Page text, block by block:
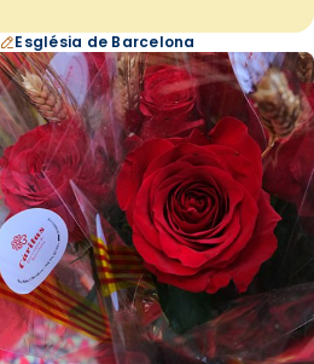
Església de Barcelona